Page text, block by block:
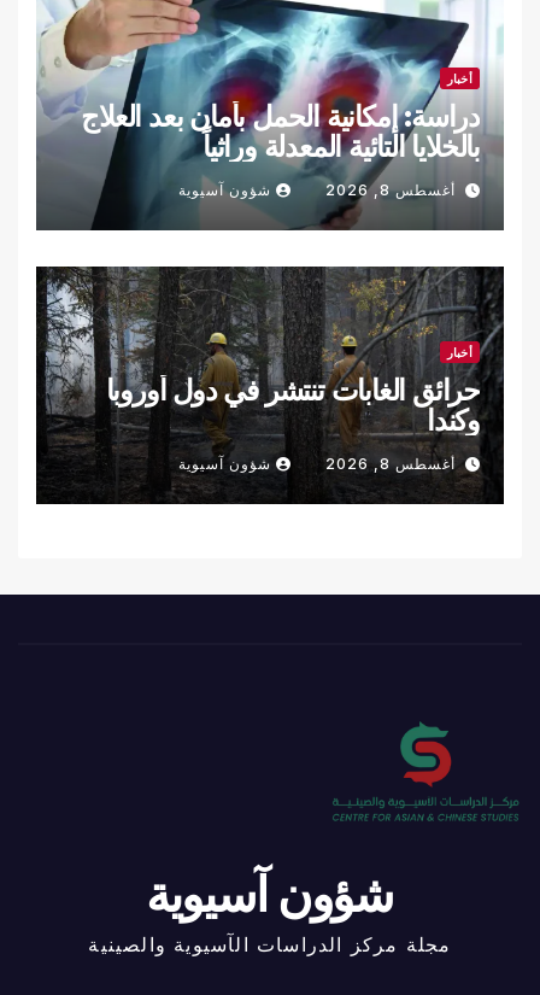
أخبار
دراسة: إمكانية الحمل بأمان بعد العلاج
بالخلايا التائية المعدلة وراثياً
أغسطس 8, 2026 شؤون آسيوية
أخبار
حرائق الغابات تنتشر في دول أوروبا
وكندا
أغسطس 8, 2026 شؤون آسيوية
شؤون آسيوية
مجلة مركز الدراسات الآسيوية والصينية